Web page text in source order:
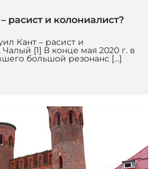
расист и колониалист?
Кант – расист и
[1] В конце мая 2020 г. в
большой резонанс […]